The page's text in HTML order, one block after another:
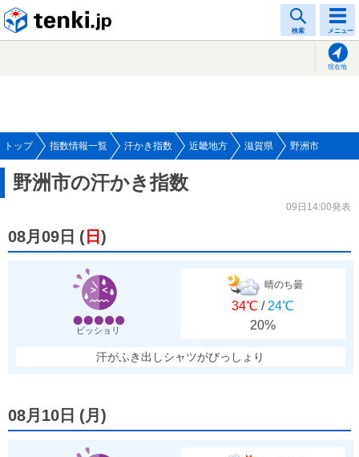
検索 メニュー
現在地
トップ 指数情報一覧 汗かき指数 近畿地方 滋賀県 野洲市
野洲市の汗かき指数
09日14:00発表
08月09日 ( 日 )
ビッショリ
晴のち曇
34℃ / 24℃
20%
汗がふき出しシャツがびっしょり
08月10日 (月 )